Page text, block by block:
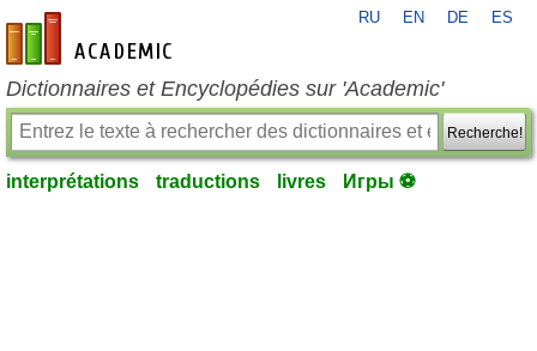
fr-academic.com
RU EN DE ES
Dictionnaires et Encyclopédies sur 'Academic'
Recherche!
interprétations traductions livres Игры ⚽